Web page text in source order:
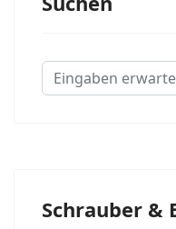
Suchen...
Schrauber &